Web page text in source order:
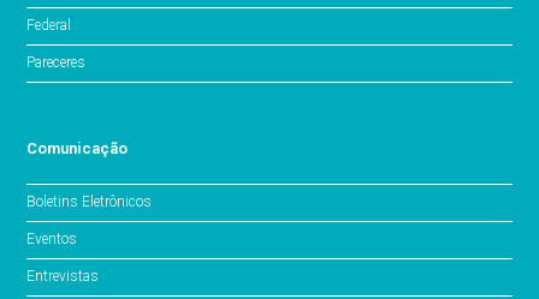
Federal
Pareceres
Comunicação
Boletins Eletrônicos
Eventos
Entrevistas